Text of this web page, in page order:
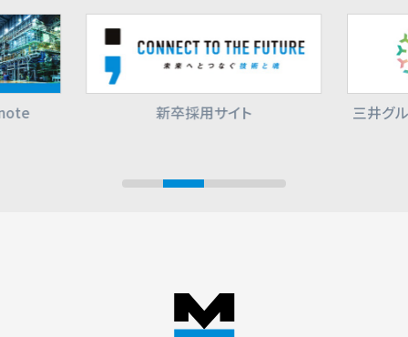
新卒採用サイト 三井グ